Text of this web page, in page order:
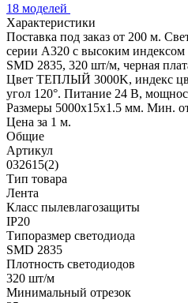
18 моделей
Характеристики
Поставка под заказ от 200 м.
серии A320 с высоким
SMD 2835, 320 шт/м, черная
Цвет ТЕПЛЫЙ 3000K, индекс
угол 120°. Питание 24 В,
Размеры 5000х15х1.5 мм. Мин.
Цена за 1 м.
Общие
Артикул
032615(2)
Тип товара
Лента
Класс пылевлагозащиты
IP20
Типоразмер светодиода
SMD 2835
Плотность светодиодов
320 шт/м
Минимальный отрезок